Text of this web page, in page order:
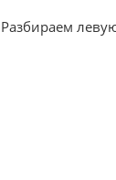
Разбираем